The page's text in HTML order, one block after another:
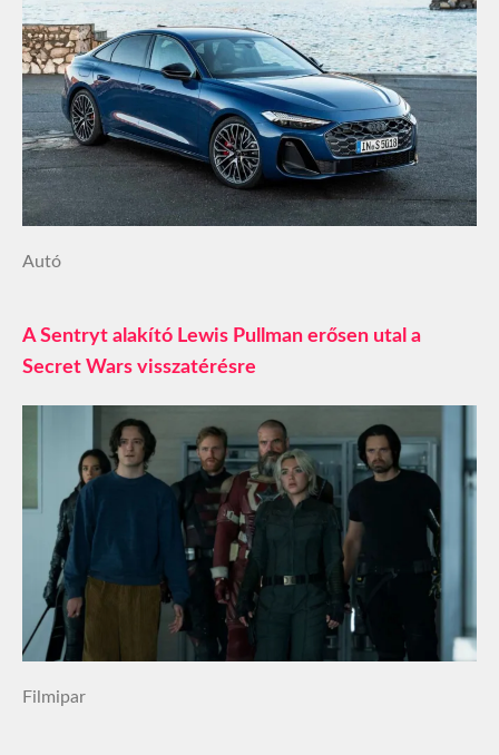
Autó
A Sentryt alakító Lewis Pullman erősen utal a
Secret Wars visszatérésre
Filmipar